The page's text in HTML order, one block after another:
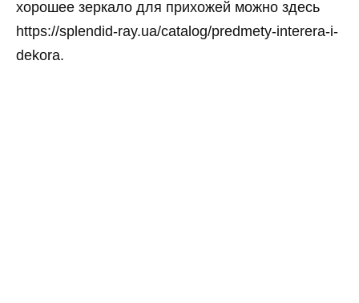
хорошее зеркало для прихожей можно здесь
https://splendid-ray.ua/catalog/predmety-interera-i-
dekora.